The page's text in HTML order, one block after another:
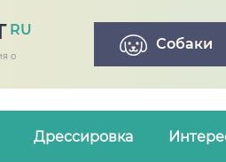
RU
о
Собаки
Дрессировка